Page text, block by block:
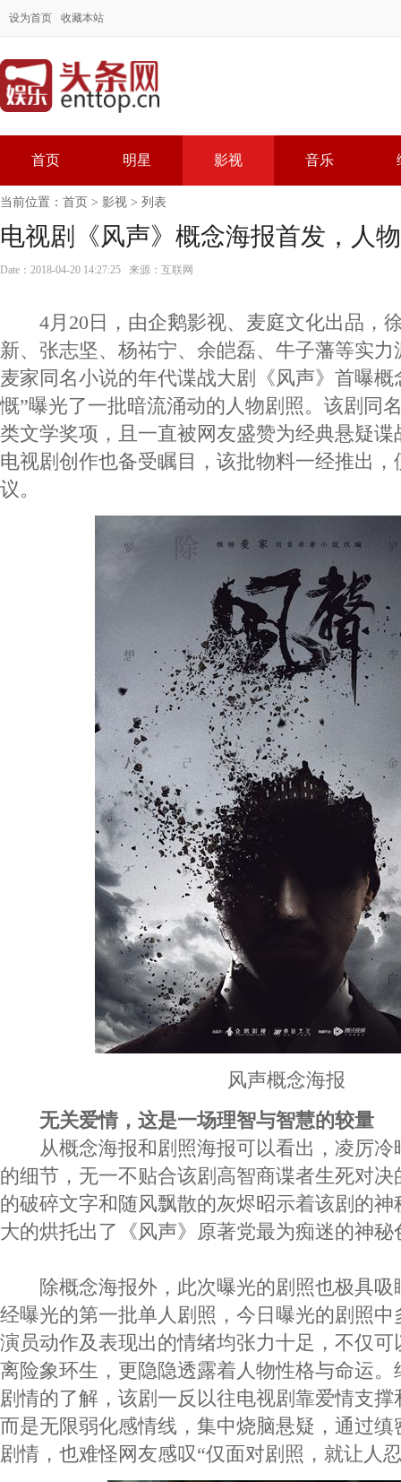
设为首页 收藏本站
首页 明星 影视 音乐
当前位置： 首页 > 影视 > 列表
电视剧《风声》概念海报首发，人
Date：2018-04-20 14:27:25 来源：互联网
4月20日，由企鹅影视、麦庭文化出品，
新、张志坚、杨祐宁、余皑磊、牛子藩等实
麦家同名小说的年代谍战大剧《风声》首曝概
慨”曝光了一批暗流涌动的人物剧照。该剧同
类文学奖项，且一直被网友盛赞为经典悬疑
电视剧创作也备受瞩目，该批物料一经推出
议。
风声概念海报
无关爱情，这是一场理智与智慧的较量
从概念海报和剧照海报可以看出，凌厉冷
的细节，无一不贴合该剧高智商谍者生死对
的破碎文字和随风飘散的灰烬昭示着该剧的
大的烘托出了《风声》原著党最为痴迷的神
除概念海报外，此次曝光的剧照也极具吸
经曝光的第一批单人剧照，今日曝光的剧照中
演员动作及表现出的情绪均张力十足，不仅
离险象环生，更隐隐透露着人物性格与命运。
剧情的了解，该剧一反以往电视剧靠爱情支
而是无限弱化感情线，集中烧脑悬疑，通过
剧情，也难怪网友感叹“仅面对剧照，就让人